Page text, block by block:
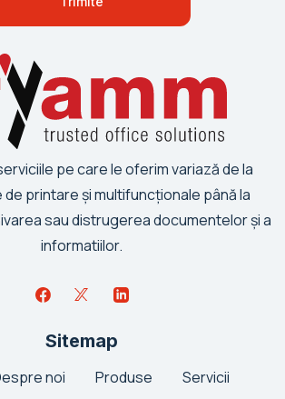
pe care le oferim variază de la
printare și multifuncționale până la
sau distrugerea documentelor și a
informatiilor.
Sitemap
noi Produse Servicii